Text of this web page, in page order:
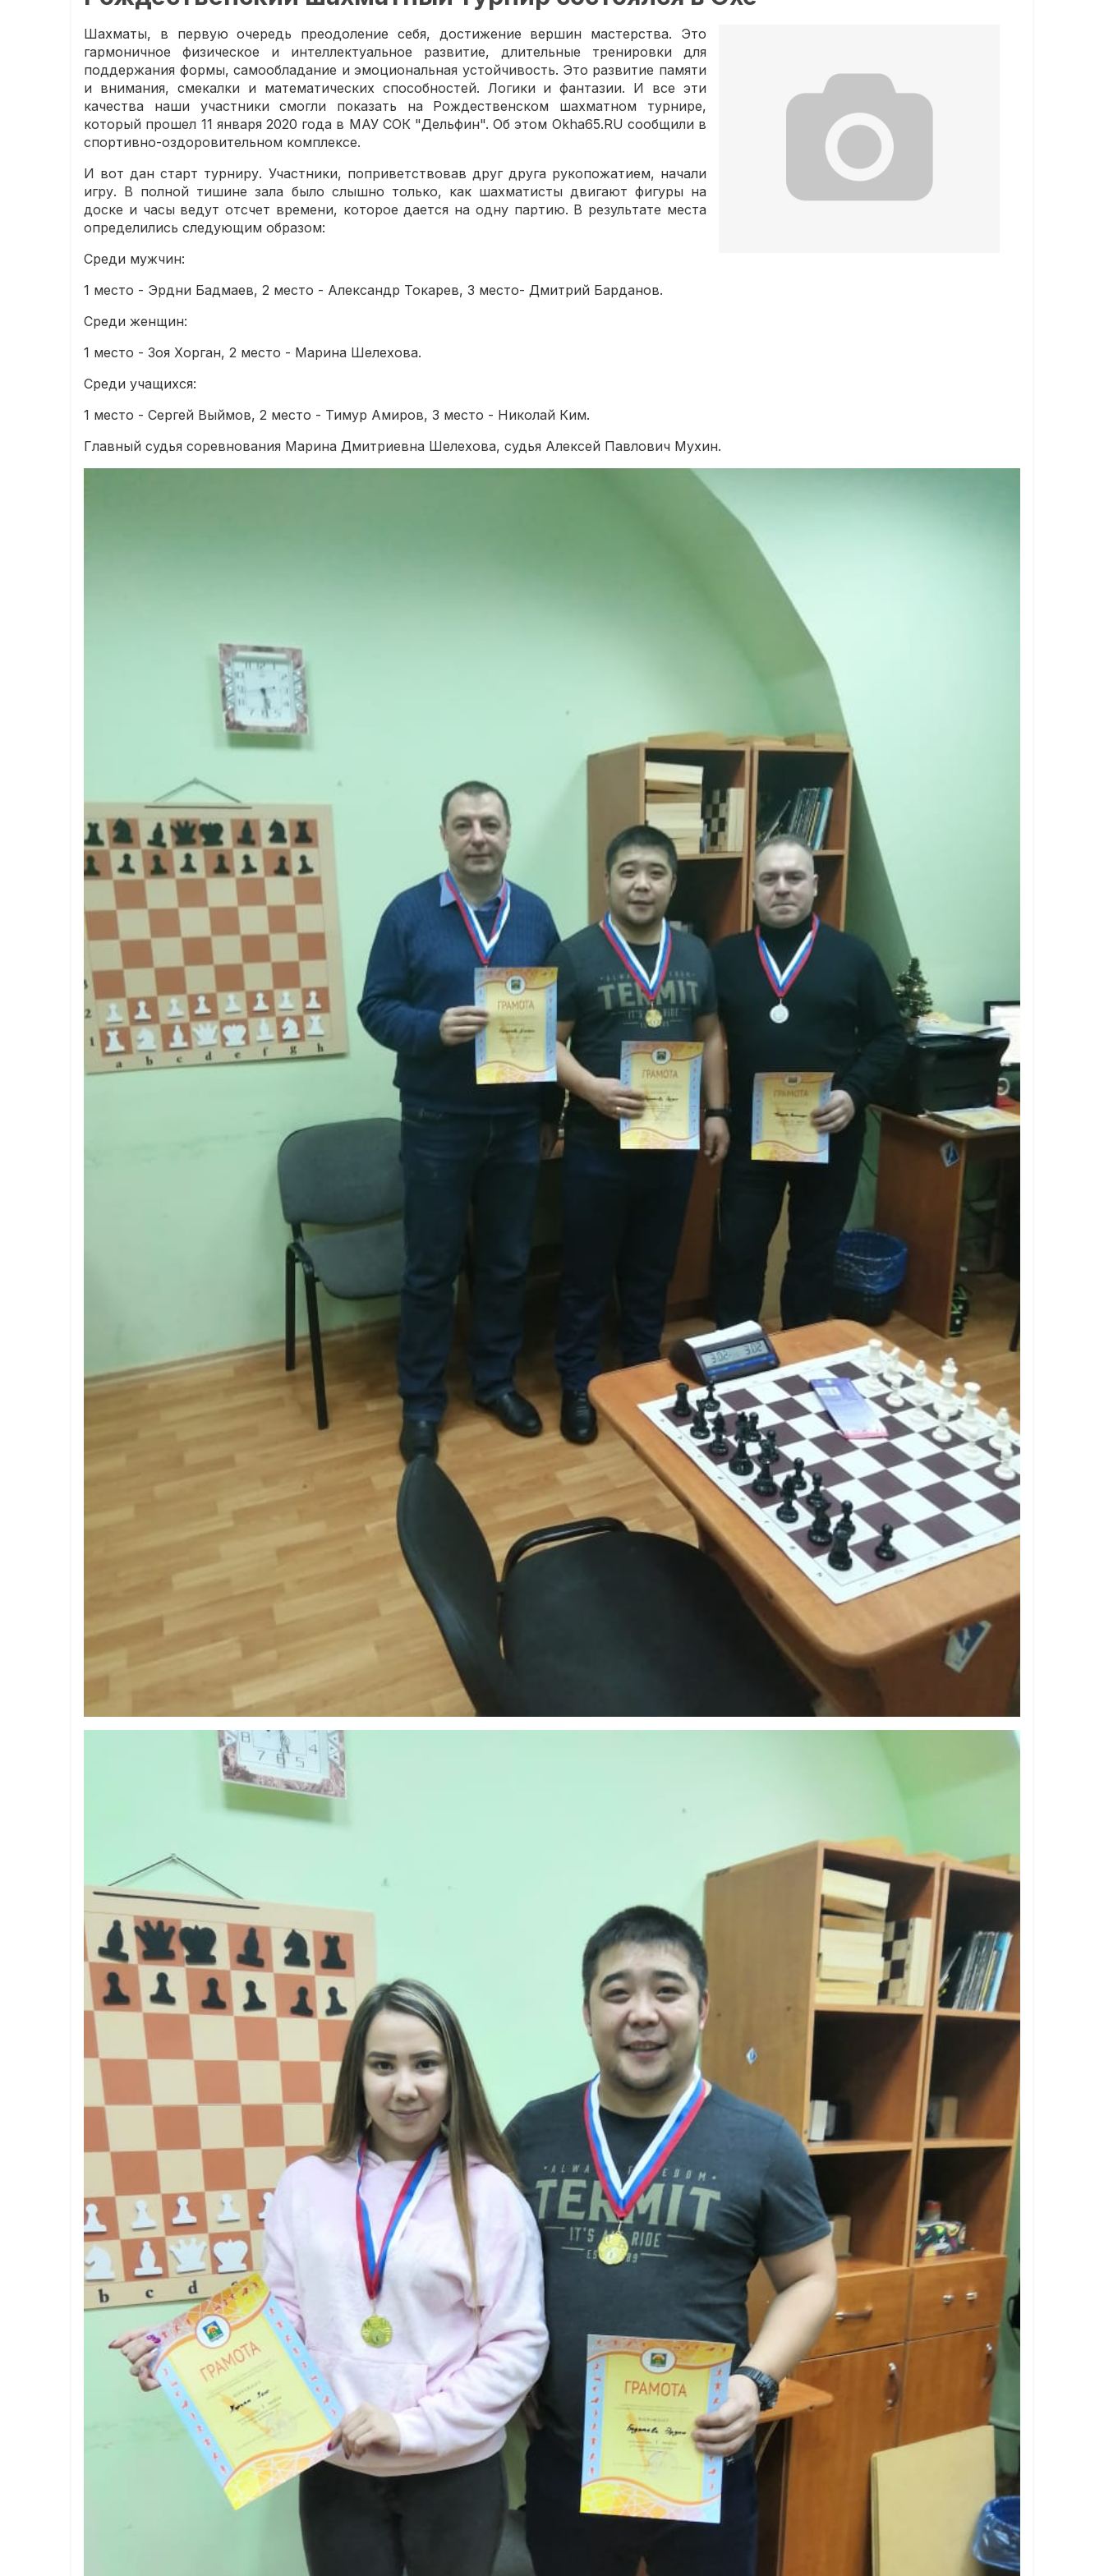
Шахматы, в первую очередь преодоление себя, достижение вершин мастерства. Это
гармоничное физическое и интеллектуальное развитие, длительные тренировки для
поддержания формы, самообладание и эмоциональная устойчивость. Это развитие памяти
и внимания, смекалки и математических способностей. Логики и фантазии. И все эти
качества наши участники смогли показать на Рождественском шахматном турнире,
который прошел 11 января 2020 года в МАУ СОК "Дельфин". Об этом Okha65.RU сообщили в
спортивно-оздоровительном комплексе.
И вот дан старт турниру. Участники, поприветствовав друг друга рукопожатием, начали
игру. В полной тишине зала было слышно только, как шахматисты двигают фигуры на
доске и часы ведут отсчет времени, которое дается на одну партию. В результате места
определились следующим образом:
Среди мужчин:
1 место - Эрдни Бадмаев, 2 место - Александр Токарев, 3 место- Дмитрий Барданов.
Среди женщин:
1 место - Зоя Хорган, 2 место - Марина Шелехова.
Среди учащихся:
1 место - Сергей Выймов, 2 место - Тимур Амиров, 3 место - Николай Ким.
Главный судья соревнования Марина Дмитриевна Шелехова, судья Алексей Павлович Мухин.